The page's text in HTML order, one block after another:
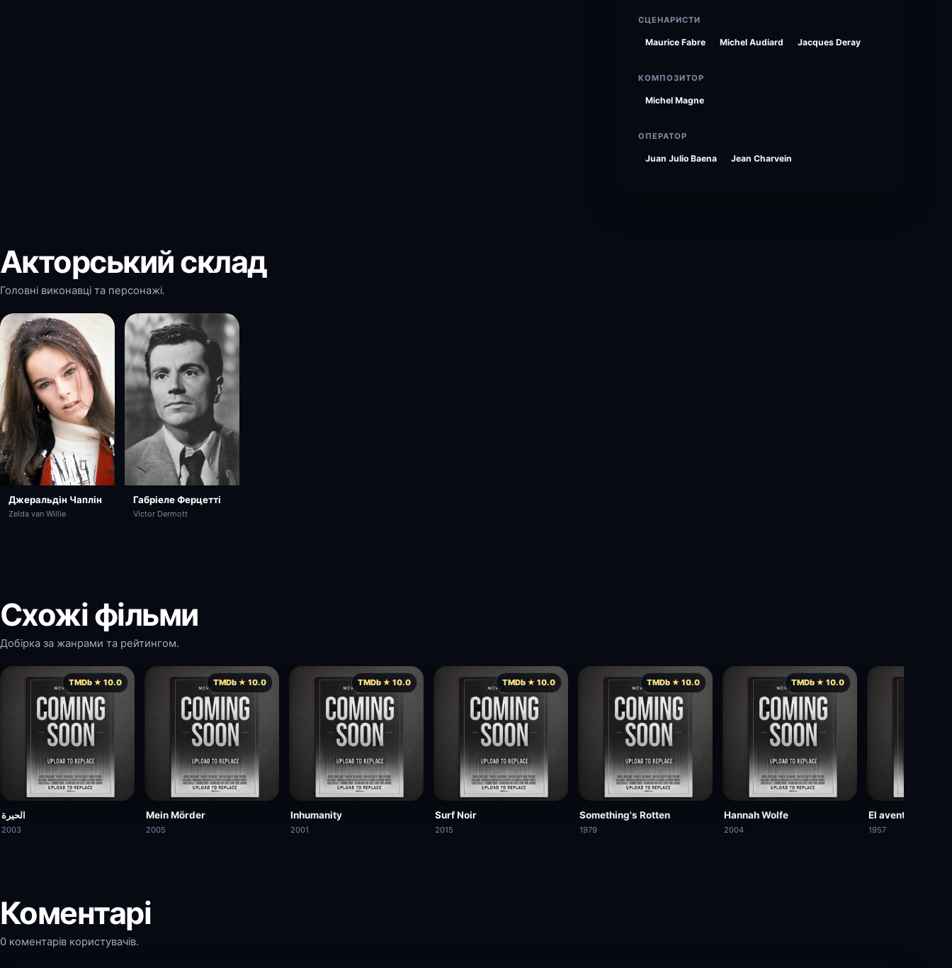
СЦЕНАРИСТИ
Maurice Fabre Michel Audiard Jacques Deray
КОМПОЗИТОР
Michel Magne
ОПЕРАТОР
Juan Julio Baena Jean Charvein
Акторський склад
Головні виконавці та персонажі.
Джеральдін Чаплін
Zelda van Willie
Габріеле Ферцетті
Victor Dermott
Схожі фільми
Добірка за жанрами та рейтингом.
TMDb ★ 10.0
الحيرة
2003
TMDb ★ 10.0
Mein Mörder
2005
TMDb ★ 10.0
Inhumanity
2001
TMDb ★ 10.0
Surf Noir
2015
TMDb ★ 10.0
Something's Rotten
1979
TMDb ★ 10.0
Hannah Wolfe
2004
El aventurero
1957
Коментарі
0 коментарів користувачів.